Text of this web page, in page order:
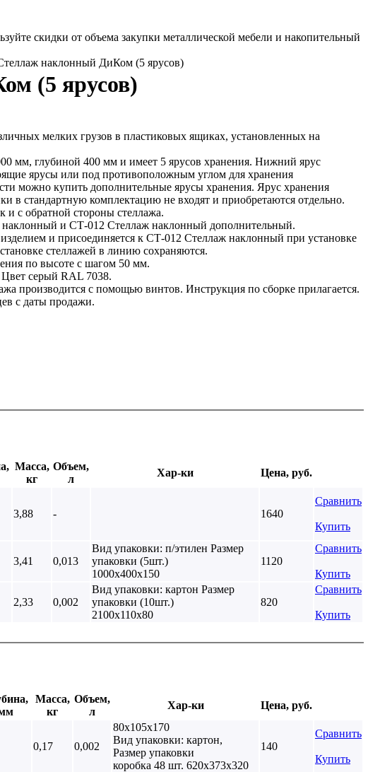
скидки от объема закупки металлической мебели и накопительный
наклонный ДиКом (5 ярусов)
(5 ярусов)
мелких грузов в пластиковых ящиках, установленных на
мм, глубиной 400 мм и имеет 5 ярусов хранения. Нижний ярус
ярусы или под противоположным углом для хранения
можно купить дополнительные ярусы хранения. Ярус хранения
в стандартную комплектацию не входят и приобретаются отдельно.
и с обратной стороны стеллажа.
наклонный и СТ-012 Стеллаж наклонный дополнительный.
и присоединяется к СТ-012 Стеллаж наклонный при установке
стеллажей в линию сохраняются.
по высоте с шагом 50 мм.
серый RAL 7038.
производится с помощью винтов. Инструкция по сборке прилагается.
с даты продажи.
Масса,
кг
Объем,
л
Хар-ки Цена, руб.
3,88 - 1640
Сравнить
Купить
3,41 0,013
Вид упаковки: п/этилен Размер
упаковки (5шт.)
1000х400х150
1120
Сравнить
Купить
2,33 0,002
Вид упаковки: картон Размер
упаковки (10шт.)
2100х110х80
820
Сравнить
Купить
Масса,
кг
Объем,
л
Хар-ки Цена, руб.
0,17 0,002
80х105х170
Вид упаковки: картон,
Размер упаковки
коробка 48 шт. 620х373х320
140
Сравнить
Купить